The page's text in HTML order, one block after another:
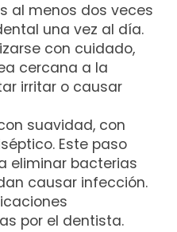
al menos dos veces
una vez al día.
con cuidado,
cercana a la
irritar o causar
suavidad, con
Este paso
eliminar bacterias
causar infección.
por el dentista.